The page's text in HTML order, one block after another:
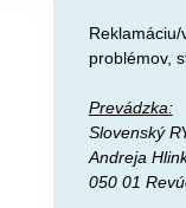
problémov,
Prevádzka:
Slovenský
Andreja
050 01